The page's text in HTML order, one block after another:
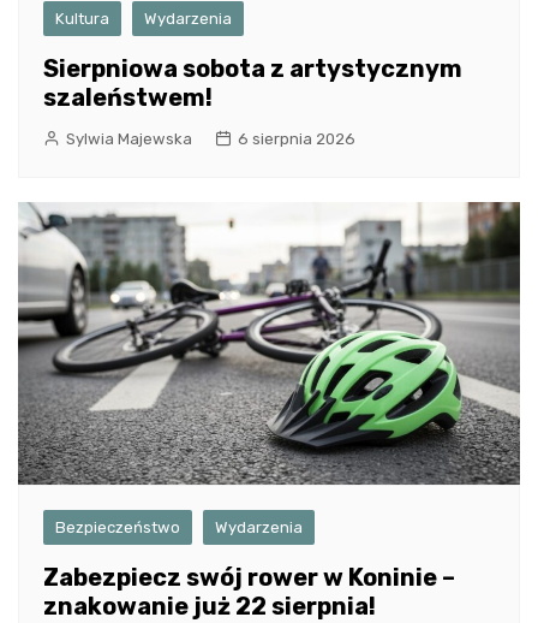
Kultura Wydarzenia
Sierpniowa sobota z artystycznym
szaleństwem!
Sylwia Majewska 6 sierpnia 2026
Bezpieczeństwo Wydarzenia
Zabezpiecz swój rower w Koninie –
znakowanie już 22 sierpnia!